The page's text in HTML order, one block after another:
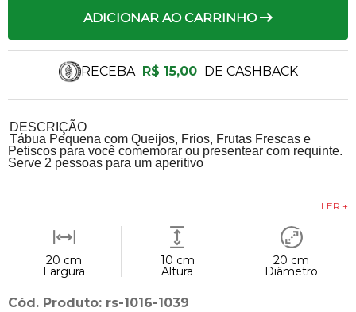
DESCRIÇÃO
Tábua Pequena com Queijos, Frios, Frutas Frescas e
Petiscos para você comemorar ou presentear com requinte.
Serve 2 pessoas para um aperitivo
LER +
20 cm
Largura
10 cm
Altura
20 cm
Diâmetro
Cód. Produto: rs-1016-1039
RECEBA R$ 15,00 DE CASHBACK
ADICIONAR AO CARRINHO